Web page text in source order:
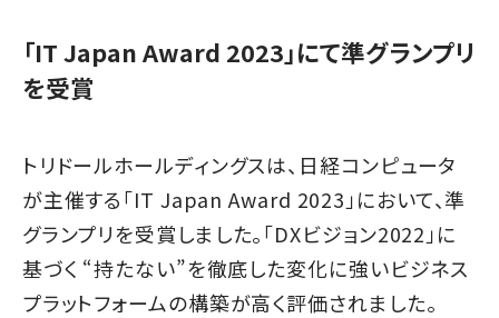
「IT Japan Award 2023」にて準グランプリ
を受賞
トリドールホールディングスは、日経コンピュータ
が主催する「IT Japan Award 2023」において、準
グランプリを受賞しました。「DXビジョン2022」に
基づく “持たない”を徹底した変化に強いビジネス
プラットフォームの構築が高く評価されました。